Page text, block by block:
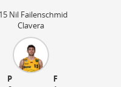
Nil Failenschmid
Clavera
P
F